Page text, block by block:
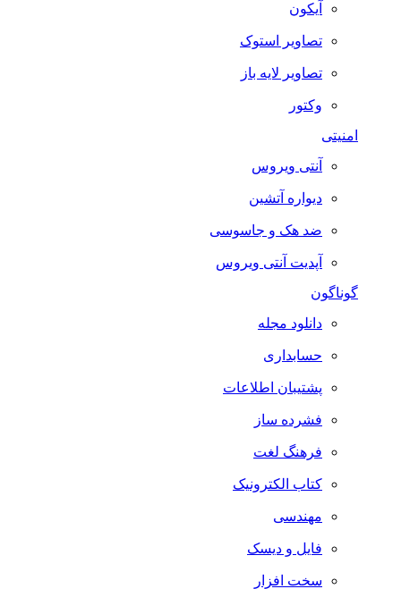
آیکون
تصاویر استوک
تصاویر لایه باز
وکتور
آنتی ویروس
دیواره آتشین
ضد هک و جاسوسی
آپدیت آنتی ویروس
گوناگون
دانلود مجله
حسابداری
پشتیبان اطلاعات
فشرده ساز
فرهنگ لغت
کتاب الکترونیک
مهندسی
فایل و دیسک
سخت افزار